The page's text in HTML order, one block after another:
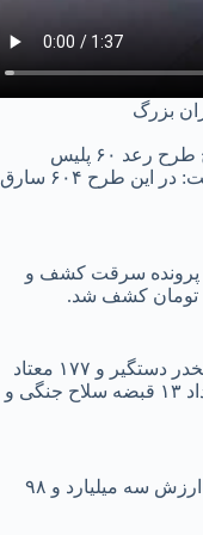
به گزارش پایگاه خبری صفر دو یک به نقل از پایگاه خبری پلیس، سردار “حسین رحیمی” در تشریح نتایج طرح رعد ۶۰ پلیس
پیشگیری فاتب با اشاره به اینکه در این مرحله از طرح رعد ۲۰۱ حکم قضائی اجرا شده است، بیان داشت: در این طرح ۶۰۴ سارق
وی با اشاره به کشف ۲۳۸ خودرو و موتور سکلت سرقتی، عنوان داشت: از طرح رعد قبل تا کنون ۹۰۷ پرونده سرقت کشف و
فرمانده انتظامی تهران بزرگ با اشاره به اینکه در این مرحله از طرح رعد ۱۲۴ نفر خرده فروش مواد مخدر دستگیر و ۱۷۷ معتاد
متجاهر جمع آوری و مقدار ۶ کیلو گرم انواع مواد مخدر کشف شده است، بیان داشت: در این مرحله تعداد ۱۳ قبضه سلاح جنگی و
سردار رحیمی خاطر نشان کرد: در حوزه قاچاق کالا ۱۳ نفر دستگیر و ۲۳۸۸ مورد انواع کالای قاچاق به ارزش سه میلیارد و ۹۸